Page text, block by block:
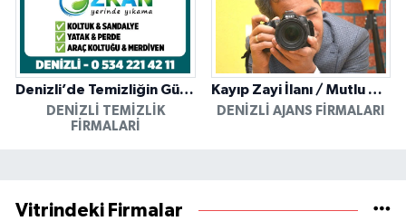
Denizli’de Temizliğin Güvenilir Adresi: Özkan Yerinde Yıkama
DENIZLI TEMIZLIK
FIRMALARI
Kayıp Zayi İlanı / Mutlu Ajans / Denizli
DENIZLI AJANS FIRMALARI
Vitrindeki Firmalar